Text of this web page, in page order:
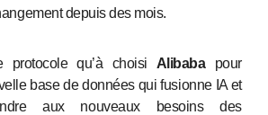
depuis des mois.
protocole qu’à choisi Alibaba pour
base de données qui fusionne IA et
aux nouveaux besoins des